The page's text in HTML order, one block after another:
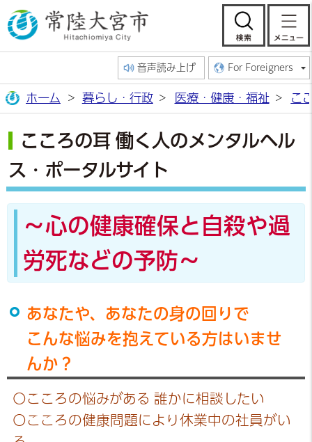
常陸大宮市公
検
音声読み上げ For Foreigners
ホーム 暮らし・行政 医療・健康・福祉 こ
こころの耳 働く人のメンタルヘル
ス・ポータルサイト
～心の健康確保と自殺や過
労死などの予防～
あなたや、あなたの身の回りで
こんな悩みを抱えている方はいませ
んか？
○こころの悩みがある 誰かに相談したい
○こころの健康問題により休業中の社員がい